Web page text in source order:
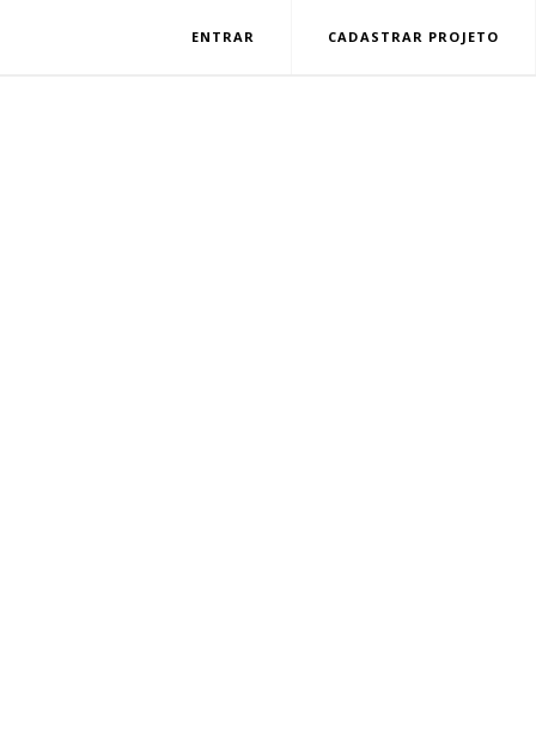
ENTRAR CADASTRAR PROJETO